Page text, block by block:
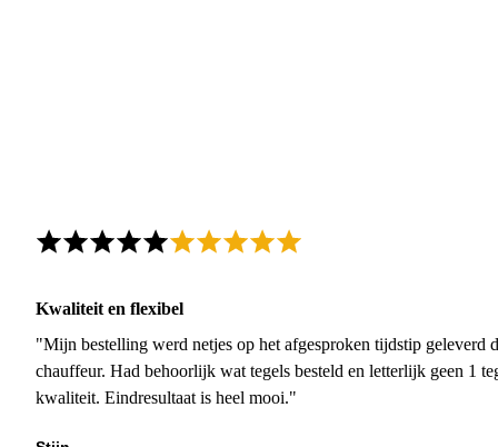
Kwaliteit en flexibel
"Mijn bestelling werd netjes op het afgesproken tijdstip geleverd
chauffeur. Had behoorlijk wat tegels besteld en letterlijk geen 1
kwaliteit. Eindresultaat is heel mooi."